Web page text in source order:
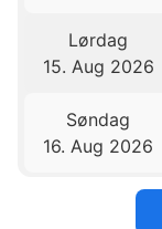
Lørdag
15. Aug 2026
Søndag
16. Aug 2026